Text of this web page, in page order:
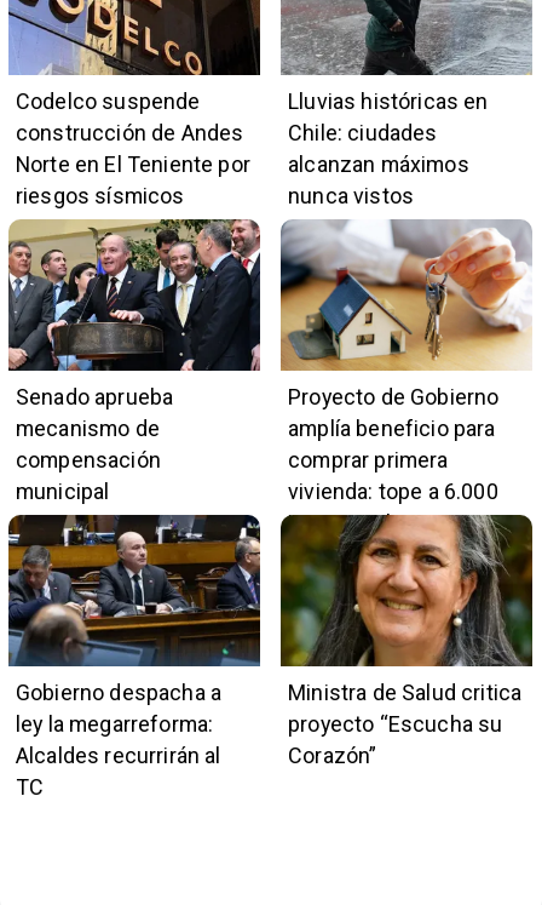
Codelco suspende
construcción de Andes
Norte en El Teniente por
riesgos sísmicos
Lluvias históricas en
Chile: ciudades
alcanzan máximos
nunca vistos
Senado aprueba
mecanismo de
compensación
municipal
Proyecto de Gobierno
amplía beneficio para
comprar primera
vivienda: tope a 6.000
UF y 30 mil cupos
Gobierno despacha a
ley la megarreforma:
Alcaldes recurrirán al
TC
Ministra de Salud critica
proyecto “Escucha su
Corazón”